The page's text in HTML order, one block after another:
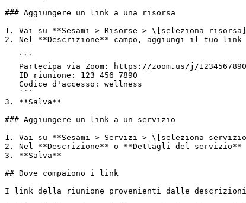
### Aggiungere un link a una risorsa
1. Vai su **Sesami > Risorse > \[seleziona
2. Nel **Descrizione** campo, aggiungi il tuo
3. **Salva**
### Aggiungere un link a un servizio
1. Vai su **Sesami > Servizi > \[seleziona
2. Nel **Descrizione** o **Dettagli del
3. **Salva**
## Dove compaiono i link
I link della riunione provenienti dalle